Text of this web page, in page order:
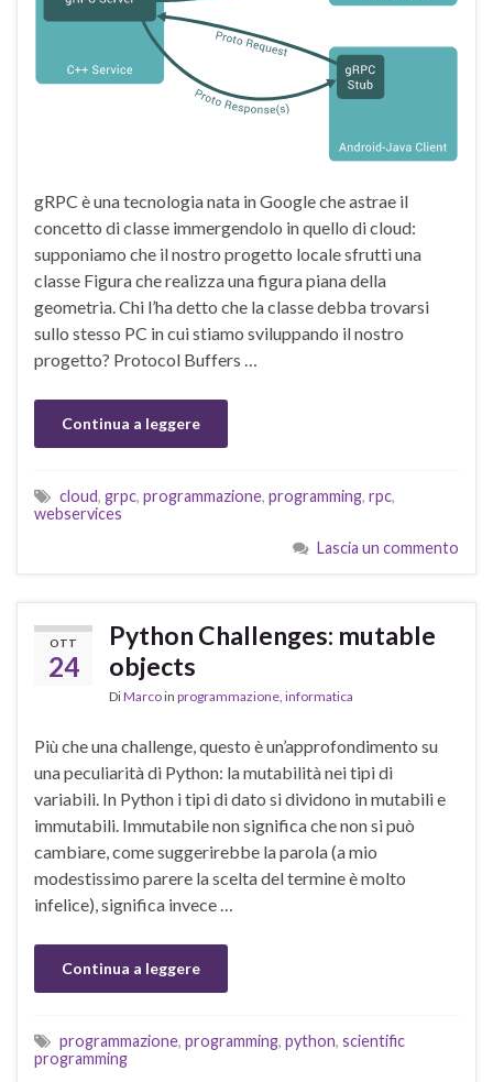
gRPC è una tecnologia nata in Google che astrae il
concetto di classe immergendolo in quello di cloud:
supponiamo che il nostro progetto locale sfrutti una
classe Figura che realizza una figura piana della
geometria. Chi l’ha detto che la classe debba trovarsi
sullo stesso PC in cui stiamo sviluppando il nostro
progetto? Protocol Buffers …
Continua a leggere
cloud, grpc, programmazione, programming, rpc,
webservices
Lascia un commento
OTT
24
Python Challenges: mutable
objects
DiMarcoin programmazione, informatica
Più che una challenge, questo è un’approfondimento su
una peculiarità di Python: la mutabilità nei tipi di
variabili. In Python i tipi di dato si dividono in mutabili e
immutabili. Immutabile non significa che non si può
cambiare, come suggerirebbe la parola (a mio
modestissimo parere la scelta del termine è molto
infelice), significa invece …
Continua a leggere
programmazione, programming, python, scientific
programming